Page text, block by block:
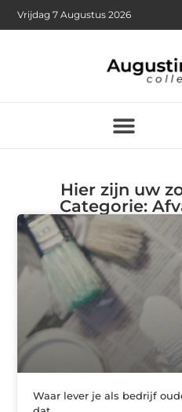
Vrijdag 7 Augustus 2026
Hier zijn uw
Categorie:
Waar lever je als bedrijf